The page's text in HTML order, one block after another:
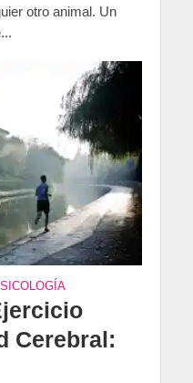
otro animal. Un
Cerebral: